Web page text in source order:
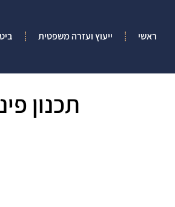
ראשי ייעוץ ועזרה משפטית
תכנון